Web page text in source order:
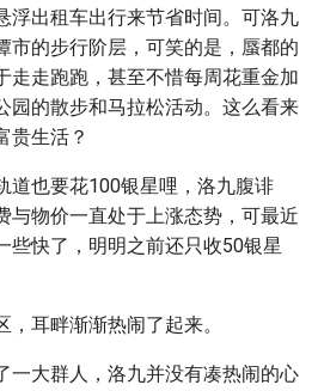
浮出租车出行来节省时间。可洛九
市的步行阶层，可笑的是，蜃都的
走走跑跑，甚至不惜每周花重金加
园的散步和马拉松活动。这么看来
贵生活？
道也要花100银星哩，洛九腹诽
与物价一直处于上涨态势，可最近
些快了，明明之前还只收50银星
耳畔渐渐热闹了起来。
一大群人，洛九并没有凑热闹的心